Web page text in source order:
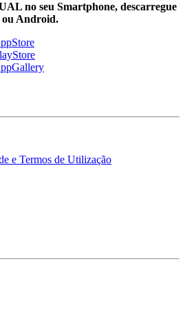
no seu Smartphone, descarregue
ou Android.
e Termos de Utilização